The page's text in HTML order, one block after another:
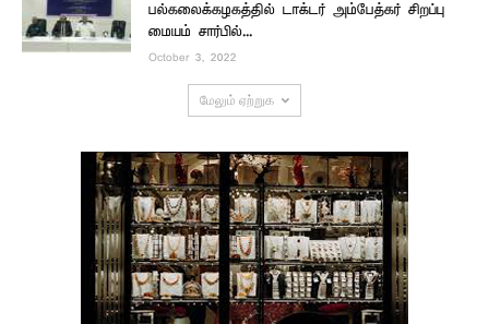
பல்கலைக்கழகத்தில் டாக்டர் அம்பேத்கர் சிறப்பு
மையம் சார்பில்...
October 3, 2022
மேலும் ஏற்றுக